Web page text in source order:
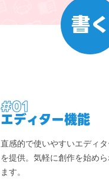
書く
#01
エディター機能
直感的で使いやすいエディ
を提供。気軽に創作を始め
ます。